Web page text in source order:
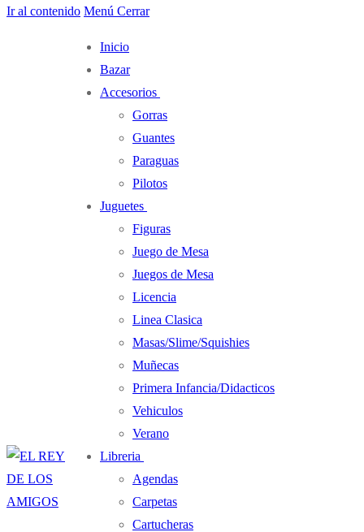
Ir al contenido Menú Cerrar
Inicio
Bazar
Accesorios
Gorras
Guantes
Paraguas
Pilotos
Juguetes
Figuras
Juego de Mesa
Juegos de Mesa
Licencia
Linea Clasica
Masas/Slime/Squishies
Muñecas
Primera Infancia/Didacticos
Vehiculos
Verano
Libreria
Agendas
Carpetas
Cartucheras